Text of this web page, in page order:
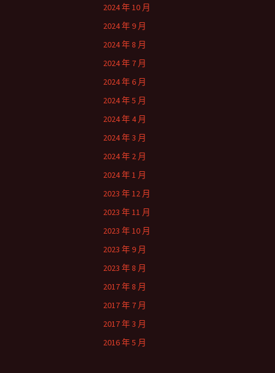
2024 年 10 月
2024 年 9 月
2024 年 8 月
2024 年 7 月
2024 年 6 月
2024 年 5 月
2024 年 4 月
2024 年 3 月
2024 年 2 月
2024 年 1 月
2023 年 12 月
2023 年 11 月
2023 年 10 月
2023 年 9 月
2023 年 8 月
2017 年 8 月
2017 年 7 月
2017 年 3 月
2016 年 5 月